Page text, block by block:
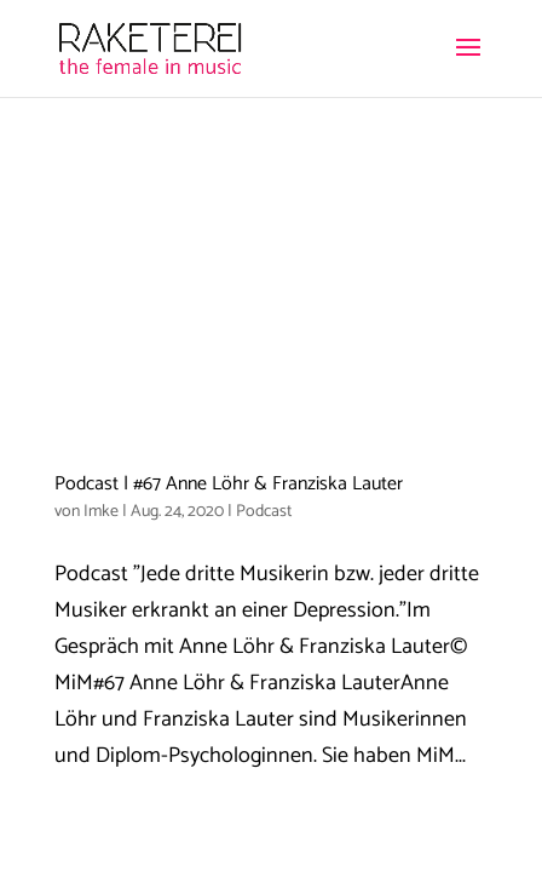
Podcast | #67 Anne Löhr & Franziska Lauter
vonImke|Aug. 24, 2020| Podcast
Podcast "Jede dritte Musikerin bzw. jeder dritte
Musiker erkrankt an einer Depression."Im
Gespräch mit Anne Löhr & Franziska Lauter©
MiM#67 Anne Löhr & Franziska LauterAnne
Löhr und Franziska Lauter sind Musikerinnen
und Diplom-Psychologinnen. Sie haben MiM...